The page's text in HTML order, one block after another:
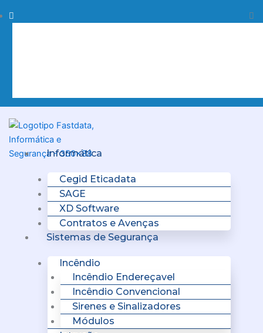
to
Procurar
Informática
Cegid Eticadata
SAGE
XD Software
Contratos e Avenças
Sistemas de Segurança
Incêndio
Incêndio Endereçavel
Incêndio Convencional
Sirenes e Sinalizadores
Módulos
Menu